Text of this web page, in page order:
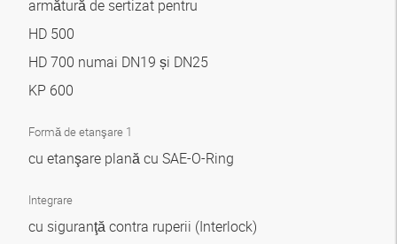
armătură de sertizat pentru
HD 500
HD 700 numai DN19 și DN25
KP 600
Formă de etanşare 1
cu etanşare plană cu SAE-O-Ring
Integrare
cu siguranţă contra ruperii (Interlock)